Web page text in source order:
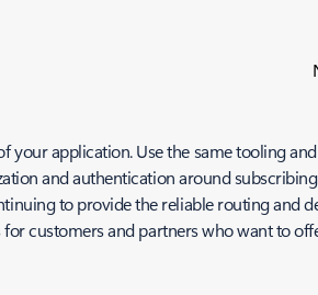
your application. Use the same tooling and
and authentication around
to provide the reliable routing and
customers and partners who want to